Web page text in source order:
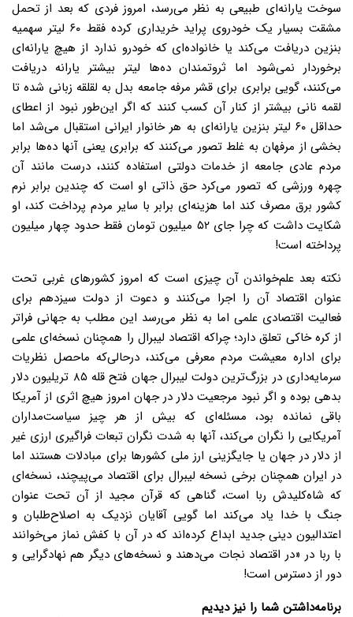
سوخت یارانه‌ای طبیعی به نظر می‌رسد، امروز فردی که بعد از تحمل
مشقت بسیار یک خودروی پراید خریداری کرده فقط ۶۰ لیتر سهمیه
بنزین دریافت می‌کند یا خانواده‌ای که خودرو ندارد از هیچ یارانه‌ای
برخوردار نمی‌شود اما ثروتمندان ده‌ها لیتر بیشتر یارانه دریافت
می‌کنند، گویی برابری برای قشر مرفه جامعه بدل به لقلقه زبانی شده تا
لقمه نانی بیشتر از کنار آن کسب کنند که اگر این‌طور نبود از اعطای
حداقل ۶۰ لیتر بنزین یارانه‌ای به هر خانوار ایرانی استقبال می‌شد اما
بخشی از مرفهان به غلط تصور می‌کنند که برابری یعنی آنها ده‌ها برابر
مردم عادی جامعه از خدمات دولتی استفاده کنند، درست مانند آن
چهره ورزشی که تصور می‌کرد حق ذاتی او است که چندین برابر نرم
کشور برق مصرف کند اما هزینه‌ای برابر با سایر مردم پرداخت کند، او
شکایت داشت که چرا جای ۵۲ میلیون تومان فقط حدود چهار میلیون
پرداخته است!
نکته بعد علم‌خواندن آن چیزی است که امروز کشورهای غربی تحت
عنوان اقتصاد آن را اجرا می‌کنند و دعوت از دولت سیزدهم برای
فعالیت اقتصادی علمی اما به نظر می‌رسد این مطلب به جهانی فراتر
از کره خاکی تعلق دارد؛ چراکه اقتصاد لیبرال را همچنان نسخه‌ای علمی
برای اداره معیشت مردم معرفی می‌کند، در‌حالی‌که ماحصل نظریات
سرمایه‌داری در بزرگ‌ترین دولت لیبرال جهان فتح قله ۸۵ تریلیون دلار
بدهی بوده و اگر نبود مرجعیت دلار در جهان امروز هیچ اثری از آمریکا
باقی نمانده بود، مسئله‌ای که بیش از هر چیز سیاست‌مداران
آمریکایی را نگران می‌کند، آنها به شدت نگران تبعات فراگیری ارزی غیر
از دلار در جهان یا جایگزینی ارز ملی کشورها برای مبادلات هستند اما
در ایران همچنان برخی نسخه لیبرال برای اقتصاد می‌پیچند، نسخه‌ای
که شاه‌کلیدش ربا است، گناهی که قرآن مجید از آن تحت عنوان
جنگ با خدا یاد می‌کند اما گویی آقایان نزدیک به اصلاح‌طلبان و
اعتدالیون دینی جدید ابداع کرده‌اند که در آن با کفش نماز می‌خوانند
با ربا در «در اقتصاد نجات می‌دهند و نسخه‌های دیگر هم نهادگرایی و
دور از دسترس است!
برنامه‌داشتن شما را نیز دیدیم